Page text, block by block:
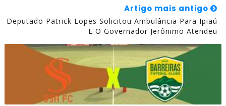
Artigo mais antigo
Deputado Patrick Lopes Solicitou Ambulância Para Ipiaú
E O Governador Jerônimo Atendeu